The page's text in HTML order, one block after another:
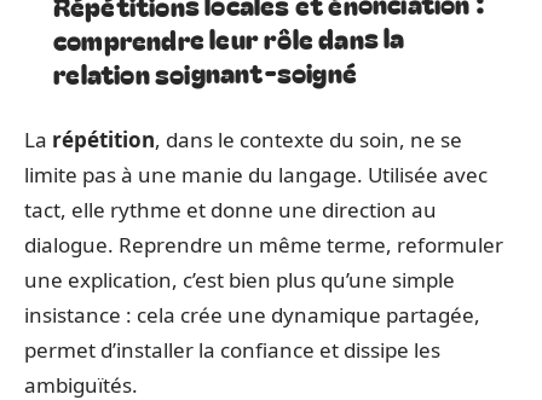
comprendre leur rôle dans la
relation soignant-soigné
La répétition, dans le contexte du soin, ne se
limite pas à une manie du langage. Utilisée avec
tact, elle rythme et donne une direction au
dialogue. Reprendre un même terme, reformuler
une explication, c’est bien plus qu’une simple
insistance : cela crée une dynamique partagée,
permet d’installer la confiance et dissipe les
ambiguïtés.